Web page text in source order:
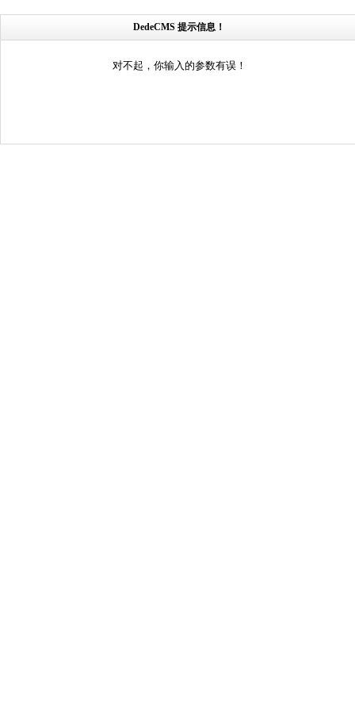
DedeCMS 提示信息！
对不起，你输入的参数有误！